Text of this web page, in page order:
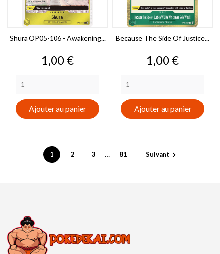
Shura OP05-106 - Awakening...
Prix
1,00 €
Ajouter au panier
Because The Side Of Justice...
Prix
1,00 €
Ajouter au panier
1 2 3 … 81 Suivant 